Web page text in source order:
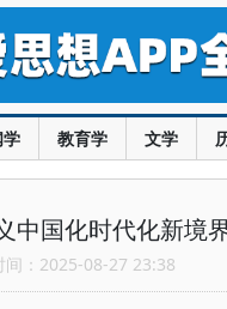
教育学 文学
中国化时代化新境
：2025-08-27 23:38